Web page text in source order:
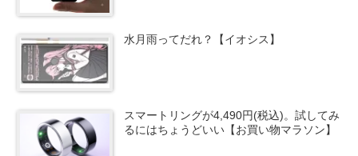
水月雨ってだれ？【イオシス】
スマートリングが4,490円(税込)。試してみ
るにはちょうどいい【お買い物マラソン】